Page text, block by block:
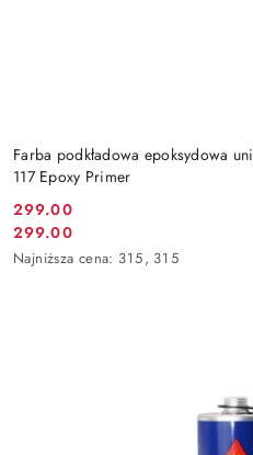
Farba podkładowa epoksydowa
117 Epoxy Primer
Cena
promocyjna:
299.00
Cena
promocyjna:
299.00
Najniższa
Najniższa cena: 315, 315